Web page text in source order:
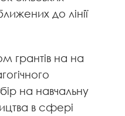
до лінії
грантів на на
на навчальну
в сфері